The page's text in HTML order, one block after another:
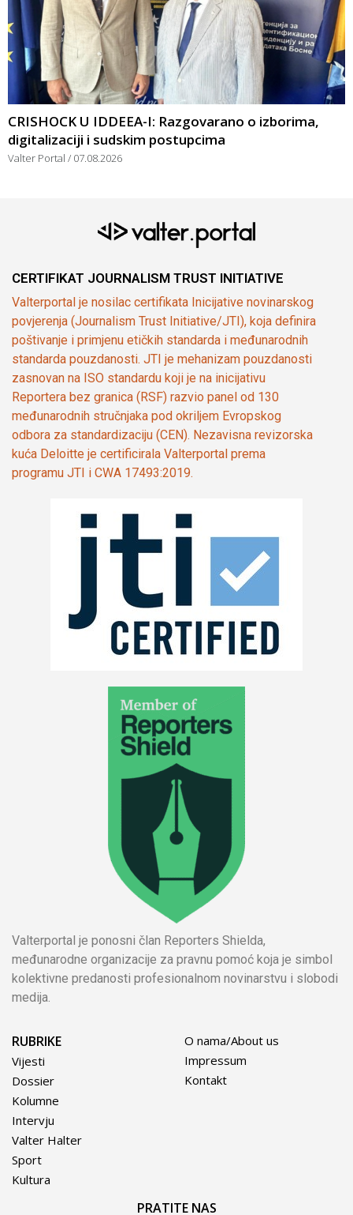
CRISHOCK U IDDEEA-I: Razgovarano o izborima,
digitalizaciji i sudskim postupcima
Valter Portal 07.08.2026
CERTIFIKAT JOURNALISM TRUST INITIATIVE
Valterportal je nosilac certifikata Inicijative novinarskog
povjerenja (Journalism Trust Initiative/JTI), koja definira
poštivanje i primjenu etičkih standarda i međunarodnih
standarda pouzdanosti. JTI je mehanizam pouzdanosti
zasnovan na ISO standardu koji je na inicijativu
Reportera bez granica (RSF) razvio panel od 130
međunarodnih stručnjaka pod okriljem Evropskog
odbora za standardizaciju (CEN). Nezavisna revizorska
kuća Deloitte je certificirala Valterportal prema
programu JTI i CWA 17493:2019.
Valterportal je ponosni član Reporters Shielda,
međunarodne organizacije za pravnu pomoć koja je simbol
kolektivne predanosti profesionalnom novinarstvu i slobodi
medija.
RUBRIKE
Vijesti
Dossier
Kolumne
Intervju
Valter Halter
Sport
Kultura
O nama/About us
Impressum
Kontakt
PRATITE NAS